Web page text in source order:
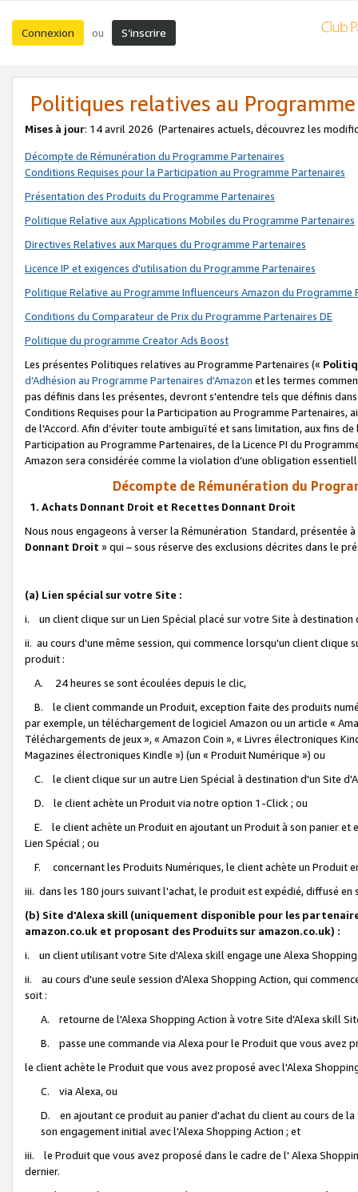
Connexion ou S’inscrire
Politiques relatives au
Mises à jour: 14 avril 2026 (Partenaires actuels, découvrez les
Décompte de Rémunération du Programme Partenaires
Conditions Requises pour la Participation au Programme Partenaires
Présentation des Produits du Programme Partenaires
Politique Relative aux Applications Mobiles du Programme Partenaires
Directives Relatives aux Marques du Programme Partenaires
Licence IP et exigences d'utilisation du Programme Partenaires
Politique Relative au Programme Influenceurs Amazon du Programme
Conditions du Comparateur de Prix du Programme Partenaires DE
Politique du programme Creator Ads Boost
Les présentes Politiques relatives au Programme Partenaires («
d’Adhésion au Programme Partenaires d'Amazon et les termes
pas définis dans les présentes, devront s'entendre tels que définis
Conditions Requises pour la Participation au Programme Partenaires,
de l'Accord. Afin d’éviter toute ambiguïté et sans limitation, aux fins
Participation au Programme Partenaires, de la Licence PI du
Amazon sera considérée comme la violation d’une obligation
Décompte de Rémunération du
1. Achats Donnant Droit et Recettes Donnant Droit
Nous nous engageons à verser la Rémunération Standard, présentée
Donnant Droit » qui – sous réserve des exclusions décrites dans le
(a) Lien spécial sur votre Site :
i. un client clique sur un Lien Spécial placé sur votre Site à destination
ii. au cours d'une même session, qui commence lorsqu'un client
produit :
A. 24 heures se sont écoulées depuis le clic,
B. le client commande un Produit, exception faite des produits
par exemple, un téléchargement de logiciel Amazon ou un article «
Téléchargements de jeux », « Amazon Coin », « Livres électroniques
Magazines électroniques Kindle ») (un « Produit Numérique ») ou
C. le client clique sur un autre Lien Spécial à destination d'un Site
D. le client achète un Produit via notre option 1-Click ; ou
E. le client achète un Produit en ajoutant un Produit à son panier et
Lien Spécial ; ou
F. concernant les Produits Numériques, le client achète un Produit
iii. dans les 180 jours suivant l'achat, le produit est expédié, diffusé
(b) Site d'Alexa skill (uniquement disponible pour les
amazon.co.uk et proposant des Produits sur amazon.co.uk) :
i. un client utilisant votre Site d'Alexa skill engage une Alexa
ii. au cours d'une seule session d'Alexa Shopping Action, qui
soit :
A. retourne de l'Alexa Shopping Action à votre Site d'Alexa skill
B. passe une commande via Alexa pour le Produit que vous avez
le client achète le Produit que vous avez proposé avec l'Alexa
C. via Alexa, ou
D. en ajoutant ce produit au panier d'achat du client au cours de
son engagement initial avec l'Alexa Shopping Action ; et
iii. le Produit que vous avez proposé dans le cadre de l' Alexa
dernier.